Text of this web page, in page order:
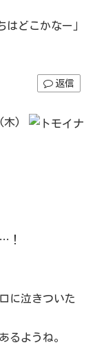
はどこかなー」
返信
木)
！
に泣きついた
るようね。